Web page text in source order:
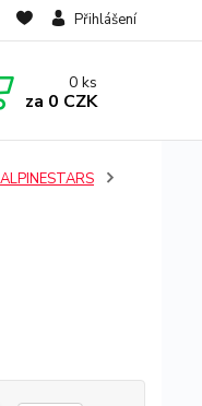
Přihlášení
0 ks
za 0 CZK